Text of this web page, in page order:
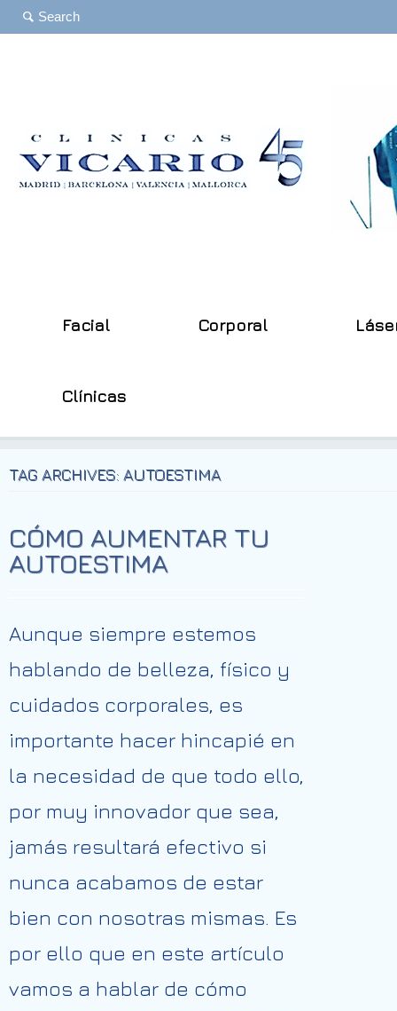
Facial Corporal
Clínicas
TAG ARCHIVES: AUTOESTIMA
CÓMO AUMENTAR TU
AUTOESTIMA
Aunque siempre estemos
hablando de belleza, físico y
cuidados corporales, es
importante hacer hincapié en
la necesidad de que todo ello,
por muy innovador que sea,
jamás resultará efectivo si
nunca acabamos de estar
bien con nosotras mismas. Es
por ello que en este artículo
vamos a hablar de cómo